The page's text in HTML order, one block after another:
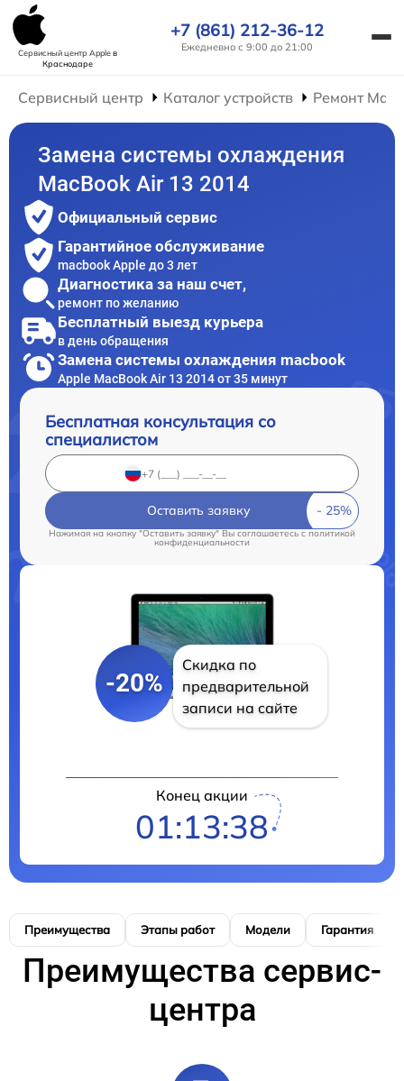
Сервисный центр Appleв
Краснодаре
+7 (861) 212-36-12
Ежедневно с 9:00 до 21:00
Сервисный центр Каталог устройств Ремонт
Замена системы охлаждения
MacBook Air 13 2014
Официальный сервис
Гарантийное обслуживание
macbook Apple до 3 лет
Диагностика за наш счет,
ремонт по желанию
Бесплатный выезд курьера
в день обращения
Замена системы охлаждения macbook
Apple MacBook Air 13 2014 от 35 минут
Бесплатная консультация со
специалистом
Оставить заявку
Нажимая на кнопку "Оставить заявку" Вы соглашаетесь cполитикой
конфиденциальности
-20%
Скидка по
предварительной
записи на сайте
Конец акции
01:13:37
Преимущества Этапы работ Модели Гарантия
Преимущества сервис-
центра